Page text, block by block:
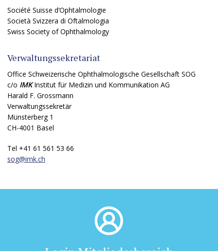
Société Suisse d‘Ophtalmologie
Società Svizzera di Oftalmologia
Swiss Society of Ophthalmology
Verwaltungssekretariat
Office Schweizerische Ophthalmologische Gesellschaft SOG
c/o IMKInstitut für Medizin und Kommunikation AG
Harald F. Grossmann
Verwaltungssekretär
Münsterberg 1
CH-4001 Basel
Tel +41 61 561 53 66
sog@imk.ch